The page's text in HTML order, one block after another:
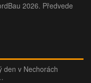
2026. Předvede
den v Nechorách